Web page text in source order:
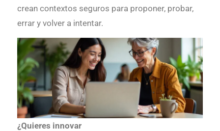
crean contextos seguros para proponer, probar,
errar y volver a intentar.
¿Quieres innovar